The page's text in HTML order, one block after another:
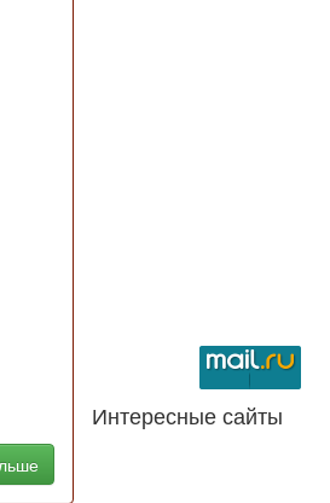
Интересные сайты